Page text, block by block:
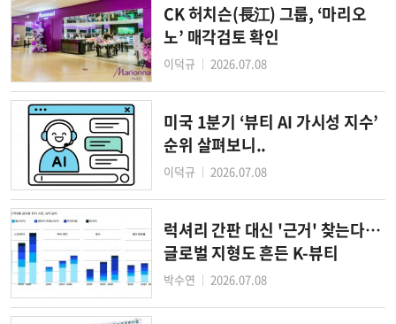
CK 허치슨(長江) 그룹, ‘마리오
노’ 매각검토 확인
이덕규 │ 2026.07.08
미국 1분기 ‘뷰티 AI 가시성 지수’
순위 살펴보니..
이덕규 │ 2026.07.08
럭셔리 간판 대신 '근거' 찾는다…
글로벌 지형도 흔든 K-뷰티
박수연 │ 2026.07.08